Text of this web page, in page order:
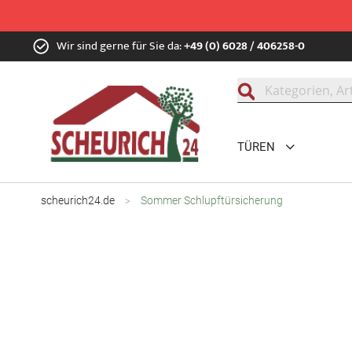
Zum
Inhalt Wir sind gerne für Sie da:+49 (0) 6028 / 406258-0
TÜREN
scheurich24.de Sommer Schlupftürsicherung